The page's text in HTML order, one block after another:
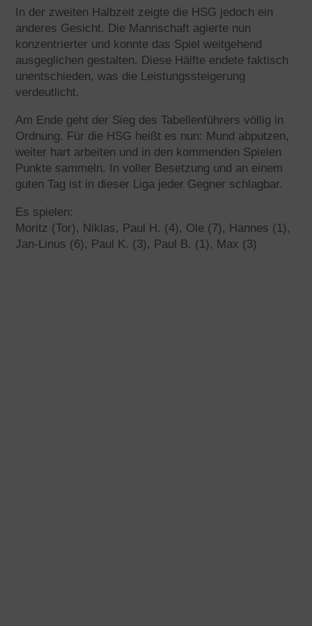
In der zweiten Halbzeit zeigte die HSG jedoch ein
anderes Gesicht. Die Mannschaft agierte nun
konzentrierter und konnte das Spiel weitgehend
ausgeglichen gestalten. Diese Hälfte endete faktisch
unentschieden, was die Leistungssteigerung
verdeutlicht.
Am Ende geht der Sieg des Tabellenführers völlig in
Ordnung. Für die HSG heißt es nun: Mund abputzen,
weiter hart arbeiten und in den kommenden Spielen
Punkte sammeln. In voller Besetzung und an einem
guten Tag ist in dieser Liga jeder Gegner schlagbar.
Es spielen:
Moritz (Tor), Niklas, Paul H. (4), Ole (7), Hannes (1),
Jan-Linus (6), Paul K. (3), Paul B. (1), Max (3)